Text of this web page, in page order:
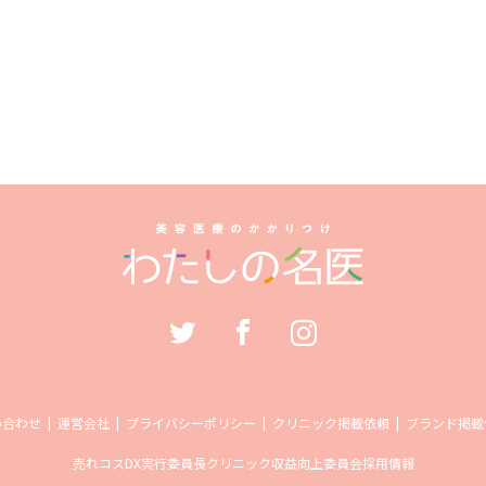
わせ 運営会社 プライバシーポリシー クリニック掲載依頼 ブランド掲
売れコスDX実行委員長クリニック収益向上委員会採用情報